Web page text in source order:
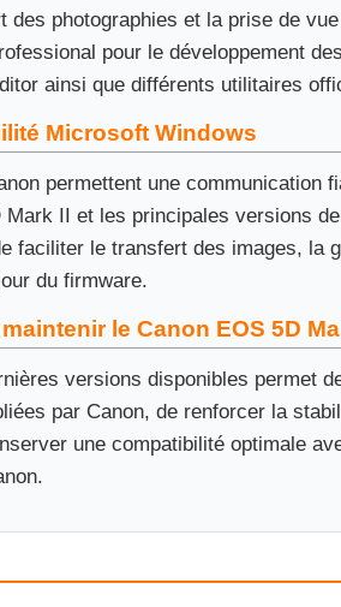
des photographies et la prise de
pour le développement
ainsi que différents utilitaires
Microsoft Windows
permettent une communication
Mark II et les principales versions
faciliter le transfert des images, la
du firmware.
le Canon EOS 5D
versions disponibles permet
par Canon, de renforcer la
une compatibilité optimale